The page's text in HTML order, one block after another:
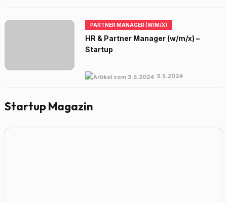
PARTNER MANAGER (W/M/X)
HR & Partner Manager (w/m/x) –
Startup
3.5.2024
Startup Magazin